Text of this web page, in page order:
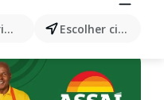
Escolher cidade